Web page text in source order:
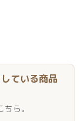
ている商品
ら。